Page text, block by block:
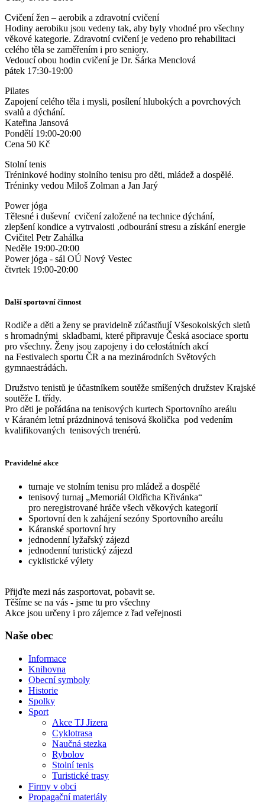
Cvičení žen – aerobik a zdravotní cvičení
Hodiny aerobiku jsou vedeny tak, aby byly vhodné pro všechny
věkové kategorie. Zdravotní cvičení je vedeno pro rehabilitaci
celého těla se zaměřením i pro seniory.
Vedoucí obou hodin cvičení je Dr. Šárka Menclová
pátek 17:30-19:00
Pilates
Zapojení celého těla i mysli, posílení hlubokých a povrchových
svalů a dýchání.
Kateřina Jansová
Pondělí 19:00-20:00
Cena 50 Kč
Stolní tenis
Tréninkové hodiny stolního tenisu pro děti, mládež a dospělé.
Tréninky vedou Miloš Zolman a Jan Jarý
Power jóga
Tělesné i duševní cvičení založené na technice dýchání,
zlepšení kondice a vytrvalosti ,odbourání stresu a získání energie
Cvičitel Petr Zahálka
Neděle 19:00-20:00
Power jóga - sál OÚ Nový Vestec
čtvrtek 19:00-20:00
Další sportovní činnost
Rodiče a děti a ženy se pravidelně zúčastňují Všesokolských sletů
s hromadnými skladbami, které připravuje Česká asociace sportu
pro všechny. Ženy jsou zapojeny i do celostátních akcí
na Festivalech sportu ČR a na mezinárodních Světových
gymnaestrádách.
Družstvo tenistů je účastníkem soutěže smíšených družstev Krajské
soutěže I. třídy.
Pro děti je pořádána na tenisových kurtech Sportovního areálu
v Káraném letní prázdninová tenisová školička pod vedením
kvalifikovaných tenisových trenérů.
Pravidelné akce
turnaje ve stolním tenisu pro mládež a dospělé
tenisový turnaj „Memoriál Oldřicha Křivánka“
pro neregistrované hráče všech věkových kategorií
Sportovní den k zahájení sezóny Sportovního areálu
Káranské sportovní hry
jednodenní lyžařský zájezd
jednodenní turistický zájezd
cyklistické výlety
Přijďte mezi nás zasportovat, pobavit se.
Těšíme se na vás - jsme tu pro všechny
Akce jsou určeny i pro zájemce z řad veřejnosti
Naše obec
Informace
Knihovna
Obecní symboly
Historie
Spolky
Sport
Akce TJ Jizera
Cyklotrasa
Naučná stezka
Rybolov
Stolní tenis
Turistické trasy
Firmy v obci
Propagační materiály